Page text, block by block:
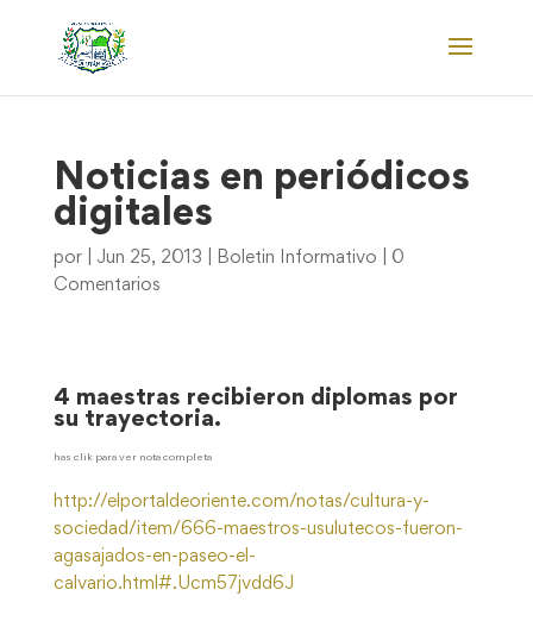
Noticias en periódicos
digitales
por Jun 25, 2013 Boletin Informativo
0
Comentarios
4 maestras recibieron diplomas por
su trayectoria.
has clik para ver nota completa
http://elportaldeoriente.com/notas/cultura-y-
sociedad/item/666-maestros-usulutecos-fueron-
agasajados-en-paseo-el-
calvario.html#.Ucm57jvdd6J